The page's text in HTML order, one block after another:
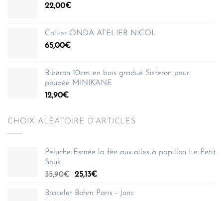
22,00€
Collier ONDA ATELIER NICOL
65,00€
Biberon 10cm en bois gradué Sisteron pour
poupée MINIKANE
12,90€
CHOIX ALÉATOIRE D’ARTICLES
Peluche Esmée la fée aux ailes à papillon Le Petit
Souk
35,90€
Le
initial
25,13€Le
actuel
Bracelet Bohm Paris - Jonc